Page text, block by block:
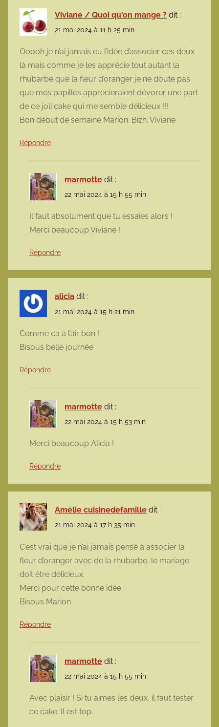
Viviane / Quoi qu'on mange ? dit :
21 mai 2024 à 11 h 25 min
Ooooh je n’ai jamais eu l’idée d’associer ces deux-
là mais comme je les apprécie tout autant la
rhubarbe que la fleur d’oranger je ne doute pas
que mes papilles apprécieraient dévorer une part
de ce joli cake qui me semble délicieux !!!
Bon début de semaine Marion. Bizh. Viviane
Répondre
marmotte dit :
22 mai 2024 à 15 h 55 min
Il faut absolument que tu essaies alors !
Merci beaucoup Viviane !
Répondre
alicia dit :
21 mai 2024 à 15 h 21 min
Comme ca a l’air bon !
Bisous belle journée
Répondre
marmotte dit :
22 mai 2024 à 15 h 53 min
Merci beaucoup Alicia !
Répondre
Amélie cuisinedefamille dit :
21 mai 2024 à 17 h 35 min
C’est vrai que je n’ai jamais pensé à associer la
fleur d’oranger avec de la rhubarbe, le mariage
doit être délicieux.
Merci pour cette bonne idée.
Bisous Marion
Répondre
marmotte dit :
22 mai 2024 à 15 h 55 min
Avec plaisir ! Si tu aimes les deux, il faut tester
ce cake. Il est top.